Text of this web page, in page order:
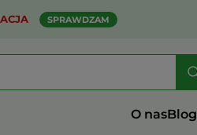
SPRAWDZAM
O nasBlog